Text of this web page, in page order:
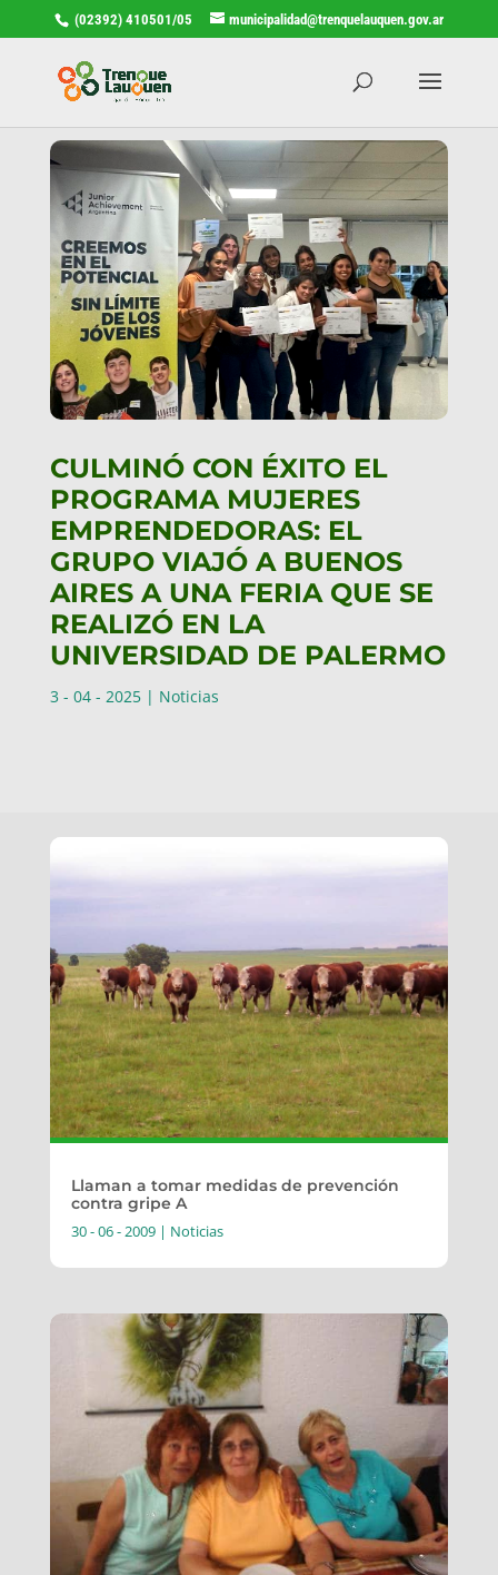
(02392) 410501/05 municipalidad@trenquelauquen.gov.ar
CULMINÓ CON ÉXITO EL
PROGRAMA MUJERES
EMPRENDEDORAS: EL
GRUPO VIAJÓ A BUENOS
AIRES A UNA FERIA QUE SE
REALIZÓ EN LA
UNIVERSIDAD DE PALERMO
3 - 04 - 2025| Noticias
Llaman a tomar medidas de prevención
contra gripe A
30 - 06 - 2009| Noticias